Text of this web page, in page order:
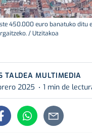
450.000 euro banatuko ditu
/ Utzitakoa
TALDEA MULTIMEDIA
2025
1 min de